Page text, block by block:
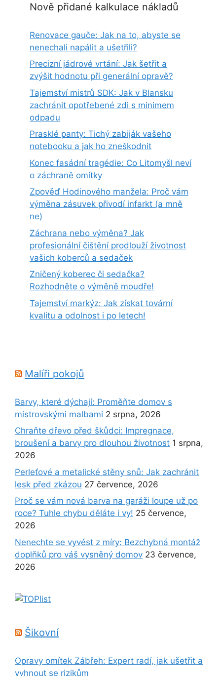
Nově přidané kalkulace nákladů
Renovace gauče: Jak na to, abyste se
nenechali napálit a ušetřili?
Precizní jádrové vrtání: Jak šetřit a
zvýšit hodnotu při generální opravě?
Tajemství mistrů SDK: Jak v Blansku
zachránit opotřebené zdi s minimem
odpadu
Prasklé panty: Tichý zabiják vašeho
notebooku a jak ho zneškodnit
Konec fasádní tragédie: Co Litomyšl neví
o záchraně omítky
Zpověď Hodinového manžela: Proč vám
výměna zásuvek přivodí infarkt (a mně
ne)
Záchrana nebo výměna? Jak
profesionální čištění prodlouží životnost
vašich koberců a sedaček
Zničený koberec či sedačka?
Rozhodněte o výměně moudře!
Tajemství markýz: Jak získat tovární
kvalitu a odolnost i po letech!
Malíři pokojů
Barvy, které dýchají: Proměňte domov s
mistrovskými malbami 2 srpna, 2026
Chraňte dřevo před škůdci: Impregnace,
broušení a barvy pro dlouhou životnost 1 srpna,
2026
Perleťové a metalické stěny snů: Jak zachránit
lesk před zkázou 27 července, 2026
Proč se vám nová barva na garáži loupe už po
roce? Tuhle chybu děláte i vy! 25 července,
2026
Nenechte se vyvést z míry: Bezchybná montáž
doplňků pro váš vysněný domov 23 července,
2026
Šikovní
Opravy omítek Zábřeh: Expert radí, jak ušetřit a
vyhnout se rizikům